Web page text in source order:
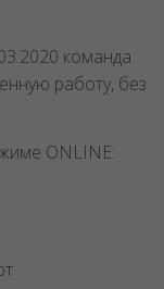
команда
работу, без
ONLINE: